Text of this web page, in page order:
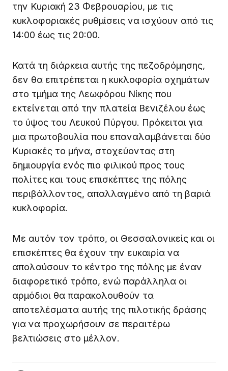
την Κυριακή 23 Φεβρουαρίου, με τις
κυκλοφοριακές ρυθμίσεις να ισχύουν από τις
14:00 έως τις 20:00.
Κατά τη διάρκεια αυτής της πεζοδρόμησης,
δεν θα επιτρέπεται η κυκλοφορία οχημάτων
στο τμήμα της Λεωφόρου Νίκης που
εκτείνεται από την πλατεία Βενιζέλου έως
το ύψος του Λευκού Πύργου. Πρόκειται για
μια πρωτοβουλία που επαναλαμβάνεται δύο
Κυριακές το μήνα, στοχεύοντας στη
δημιουργία ενός πιο φιλικού προς τους
πολίτες και τους επισκέπτες της πόλης
περιβάλλοντος, απαλλαγμένο από τη βαριά
κυκλοφορία.
Με αυτόν τον τρόπο, οι Θεσσαλονικείς και οι
επισκέπτες θα έχουν την ευκαιρία να
απολαύσουν το κέντρο της πόλης με έναν
διαφορετικό τρόπο, ενώ παράλληλα οι
αρμόδιοι θα παρακολουθούν τα
αποτελέσματα αυτής της πιλοτικής δράσης
για να προχωρήσουν σε περαιτέρω
βελτιώσεις στο μέλλον.